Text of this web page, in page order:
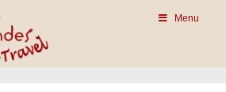
Menu